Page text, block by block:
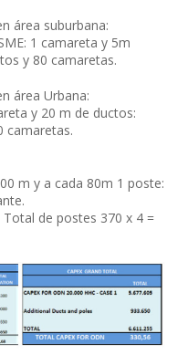
área suburbana:
1 camareta y 5m
y 80 camaretas.
área Urbana:
y 20 m de ductos:
camaretas.
m y a cada 80m 1 poste:
de postes 370 x 4 =